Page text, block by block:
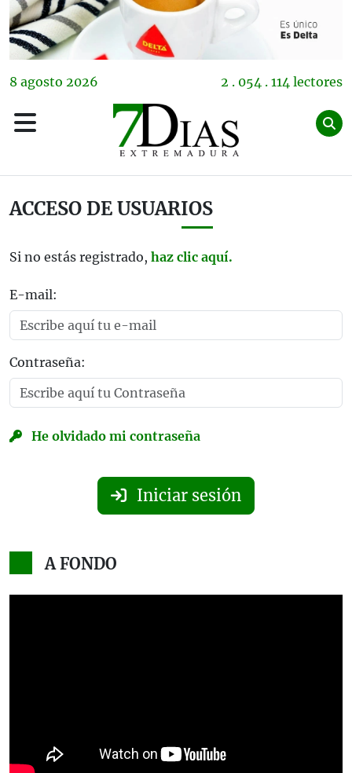
8 agosto 2026 2 . 054 . 114 lectores
ACCESO DE USUARIOS
Si no estás registrado, haz clic aquí.
E-mail:
Contraseña:
He olvidado mi contraseña
Iniciar sesión
A FONDO